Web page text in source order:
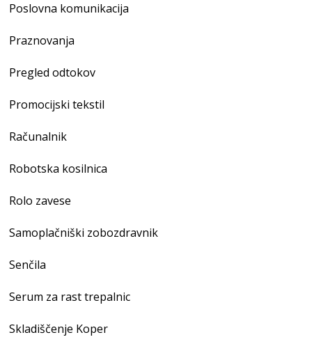
Poslovna komunikacija
Praznovanja
Pregled odtokov
Promocijski tekstil
Računalnik
Robotska kosilnica
Rolo zavese
Samoplačniški zobozdravnik
Senčila
Serum za rast trepalnic
Skladiščenje Koper